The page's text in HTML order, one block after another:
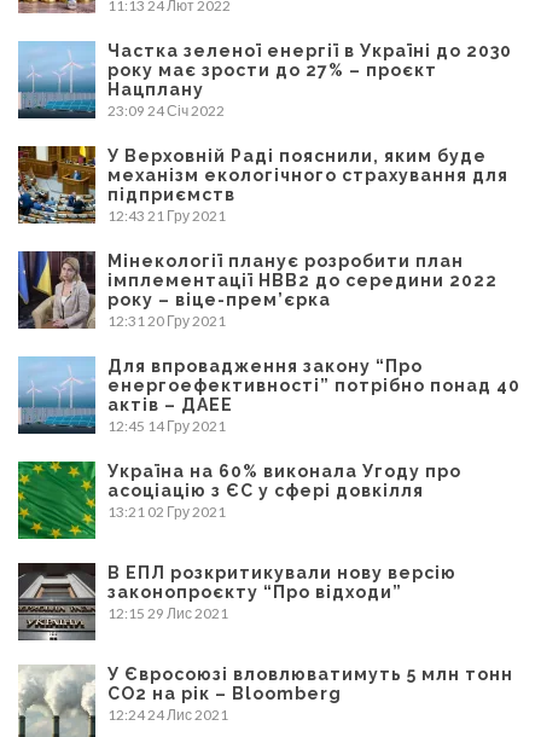
11:13 24 Лют 2022
Частка зеленої енергії в Україні до 2030
року має зрости до 27% – проєкт
Нацплану
23:09 24 Січ 2022
У Верховній Раді пояснили, яким буде
механізм екологічного страхування для
підприємств
12:43 21 Гру 2021
Мінекології планує розробити план
імплементації НВВ2 до середини 2022
року – віце-прем’єрка
12:3120 Гру 2021
Для впровадження закону “Про
енергоефективності” потрібно понад 40
актів – ДАЕЕ
12:45 14 Гру 2021
Україна на 60% виконала Угоду про
асоціацію з ЄС у сфері довкілля
13:21 02 Гру 2021
В ЕПЛ розкритикували нову версію
законопроєкту “Про відходи”
12:15 29 Лис 2021
У Євросоюзі вловлюватимуть 5 млн тонн
CO2 на рік – Bloomberg
12:2424 Лис 2021